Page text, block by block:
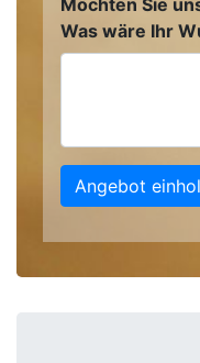
Möchten Sie
Was wäre Ihr
Angebot